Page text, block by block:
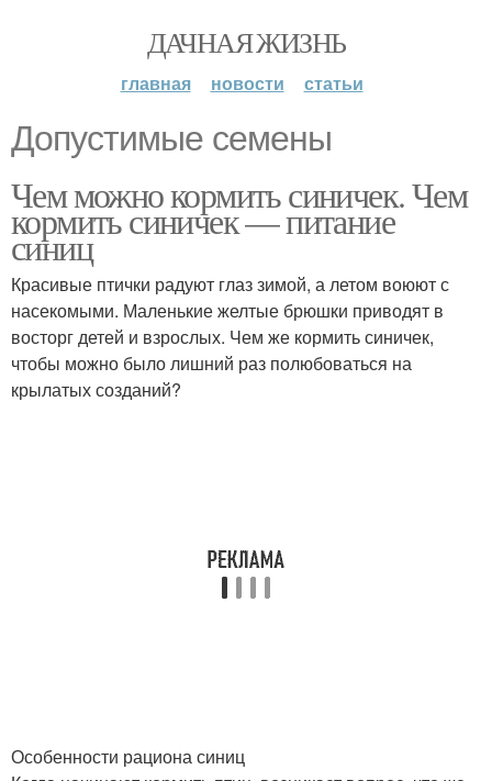
ДАЧНАЯ ЖИЗНЬ
главная новости статьи
Допустимые семены
Чем можно кормить синичек. Чем
кормить синичек — питание
синиц
Красивые птички радуют глаз зимой, а летом воюют с
насекомыми. Маленькие желтые брюшки приводят в
восторг детей и взрослых. Чем же кормить синичек,
чтобы можно было лишний раз полюбоваться на
крылатых созданий?
Особенности рациона синиц